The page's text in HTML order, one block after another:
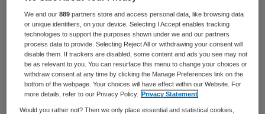
We and our889 partners store and access personal data, like browsing data
or unique identifiers, on your device. Selecting I Accept enables tracking
technologies to support the purposes shown under we and our partners
process data to provide. Selecting Reject All or withdrawing your consent will
disable them. If trackers are disabled, some content and ads you see may not
be as relevant to you. You can resurface this menu to change your choices or
withdraw consent at any time by clicking the Manage Preferences link on the
bottom of the webpage. Your choices will have effect within our Website. For
more details, refer to our Privacy Policy.
Privacy Statement
Would you rather not? Then we only place essential and statistical cookies,